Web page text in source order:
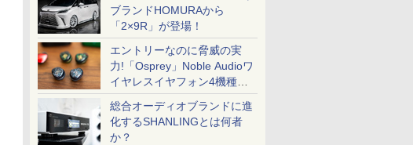
ブランドHOMURAから
「2×9R」が登場！
エントリーなのに脅威の実
力!「Osprey」Noble Audioワ
イヤレスイヤフォン4機種を
一気に聴く
総合オーディオブランドに進
化するSHANLINGとは何者
か？